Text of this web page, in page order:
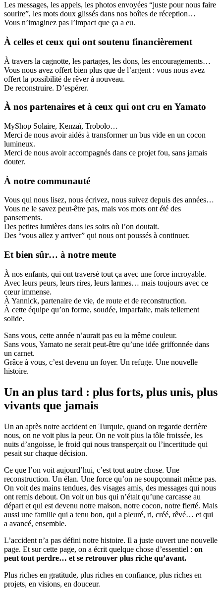
Les messages, les appels, les photos envoyées “juste pour nous faire
sourire”, les mots doux glissés dans nos boîtes de réception…
Vous n’imaginez pas l’impact que ça a eu.
À celles et ceux qui ont soutenu financièrement
À travers la cagnotte, les partages, les dons, les encouragements…
Vous nous avez offert bien plus que de l’argent : vous nous avez
offert la possibilité de rêver à nouveau.
De reconstruire. D’espérer.
À nos partenaires et à ceux qui ont cru en Yamato
MyShop Solaire, Kenzaï, Trobolo…
Merci de nous avoir aidés à transformer un bus vide en un cocon
lumineux.
Merci de nous avoir accompagnés dans ce projet fou, sans jamais
douter.
À notre communauté
Vous qui nous lisez, nous écrivez, nous suivez depuis des années…
Vous ne le savez peut-être pas, mais vos mots ont été des
pansements.
Des petites lumières dans les soirs où l’on doutait.
Des “vous allez y arriver” qui nous ont poussés à continuer.
Et bien sûr… à notre meute
À nos enfants, qui ont traversé tout ça avec une force incroyable.
Avec leurs peurs, leurs rires, leurs larmes… mais toujours avec ce
cœur immense.
À Yannick, partenaire de vie, de route et de reconstruction.
À cette équipe qu’on forme, soudée, imparfaite, mais tellement
solide.
Sans vous, cette année n’aurait pas eu la même couleur.
Sans vous, Yamato ne serait peut-être qu’une idée griffonnée dans
un carnet.
Grâce à vous, c’est devenu un foyer. Un refuge. Une nouvelle
histoire.
Un an plus tard : plus forts, plus unis, plus
vivants que jamais
Un an après notre accident en Turquie, quand on regarde derrière
nous, on ne voit plus la peur. On ne voit plus la tôle froissée, les
nuits d’angoisse, le froid qui nous transperçait ou l’incertitude qui
pesait sur chaque décision.
Ce que l’on voit aujourd’hui, c’est tout autre chose. Une
reconstruction. Un élan. Une force qu’on ne soupçonnait même pas.
On voit des mains tendues, des visages amis, des messages qui nous
ont remis debout. On voit un bus qui n’était qu’une carcasse au
départ et qui est devenu notre maison, notre cocon, notre fierté. Mais
aussi une famille qui a tenu bon, qui a pleuré, ri, créé, rêvé… et qui
a avancé, ensemble.
L’accident n’a pas défini notre histoire. Il a juste ouvert une nouvelle
page. Et sur cette page, on a écrit quelque chose d’essentiel : on
peut tout perdre… et se retrouver plus riche qu’avant.
Plus riches en gratitude, plus riches en confiance, plus riches en
projets, en visions, en douceur.